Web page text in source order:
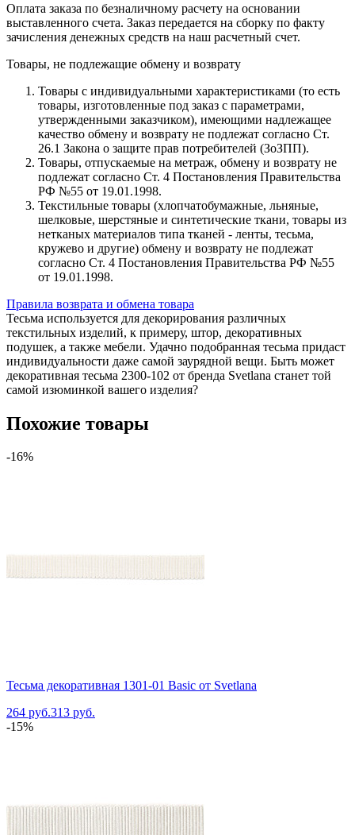
Оплата заказа по безналичному расчету на основании
выставленного счета. Заказ передается на сборку по факту
зачисления денежных средств на наш расчетный счет.
Товары, не подлежащие обмену и возврату
Товары с индивидуальными характеристиками (то есть
товары, изготовленные под заказ с параметрами,
утвержденными заказчиком), имеющими надлежащее
качество обмену и возврату не подлежат согласно Ст.
26.1 Закона о защите прав потребителей (ЗоЗПП).
Товары, отпускаемые на метраж, обмену и возврату не
подлежат согласно Ст. 4 Постановления Правительства
РФ №55 от 19.01.1998.
Текстильные товары (хлопчатобумажные, льняные,
шелковые, шерстяные и синтетические ткани, товары из
нетканых материалов типа тканей - ленты, тесьма,
кружево и другие) обмену и возврату не подлежат
согласно Ст. 4 Постановления Правительства РФ №55
от 19.01.1998.
Правила возврата и обмена товара
Тесьма используется для декорирования различных
текстильных изделий, к примеру, штор, декоративных
подушек, а также мебели. Удачно подобранная тесьма придаст
индивидуальности даже самой заурядной вещи. Быть может
декоративная тесьма 2300-102 от бренда Svetlana станет той
самой изюминкой вашего изделия?
Похожие товары
-16%
Тесьма декоративная 1301-01 Basic от Svetlana
264 руб.313 руб.
-15%